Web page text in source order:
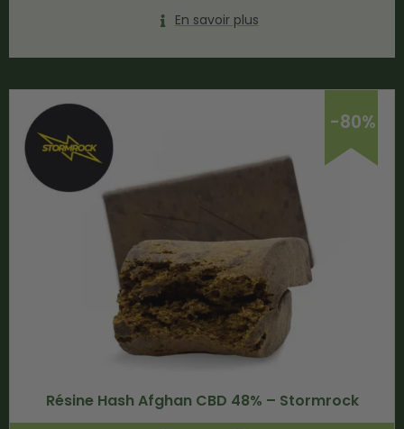
En savoir plus
-80%
Résine Hash Afghan CBD 48% – Stormrock